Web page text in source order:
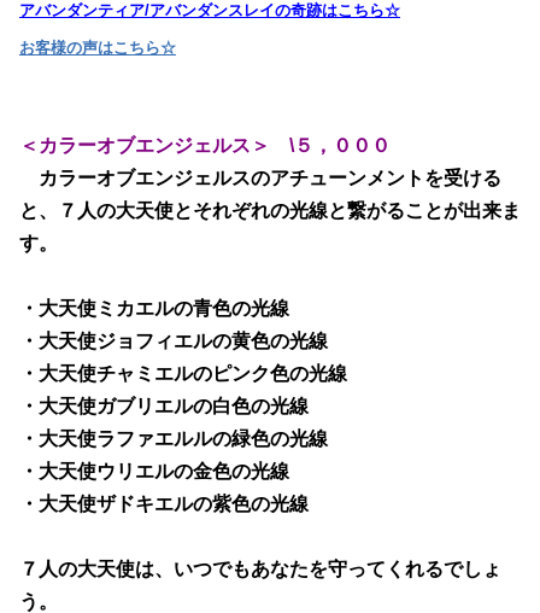
アバンダンティア/アバンダンスレイの奇跡はこちら☆
お客様の声はこちら☆
＜カラーオブエンジェルス＞ \５，０００
カラーオブエンジェルスのアチューンメントを受ける
と、７人の大天使とそれぞれの光線と繋がることが出来ま
す。
・大天使ミカエルの青色の光線
・大天使ジョフィエルの黄色の光線
・大天使チャミエルのピンク色の光線
・大天使ガブリエルの白色の光線
・大天使ラファエルルの緑色の光線
・大天使ウリエルの金色の光線
・大天使ザドキエルの紫色の光線
７人の大天使は、いつでもあなたを守ってくれるでしょ
う。